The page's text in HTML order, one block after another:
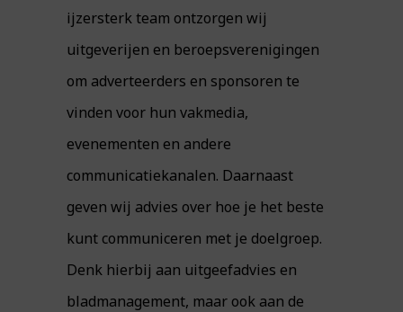
ijzersterk team ontzorgen wij
uitgeverijen en beroepsverenigingen
om adverteerders en sponsoren te
vinden voor hun vakmedia,
evenementen en andere
communicatiekanalen. Daarnaast
geven wij advies over hoe je het beste
kunt communiceren met je doelgroep.
Denk hierbij aan uitgeefadvies en
bladmanagement, maar ook aan de